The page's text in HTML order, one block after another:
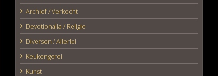
Archief / Verkocht
Devotionalia / Religie
Diversen / Allerlei
Keukengerei
Kunst